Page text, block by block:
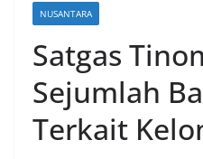
NUSANTARA
Satgas
Sejumlah
Terkait